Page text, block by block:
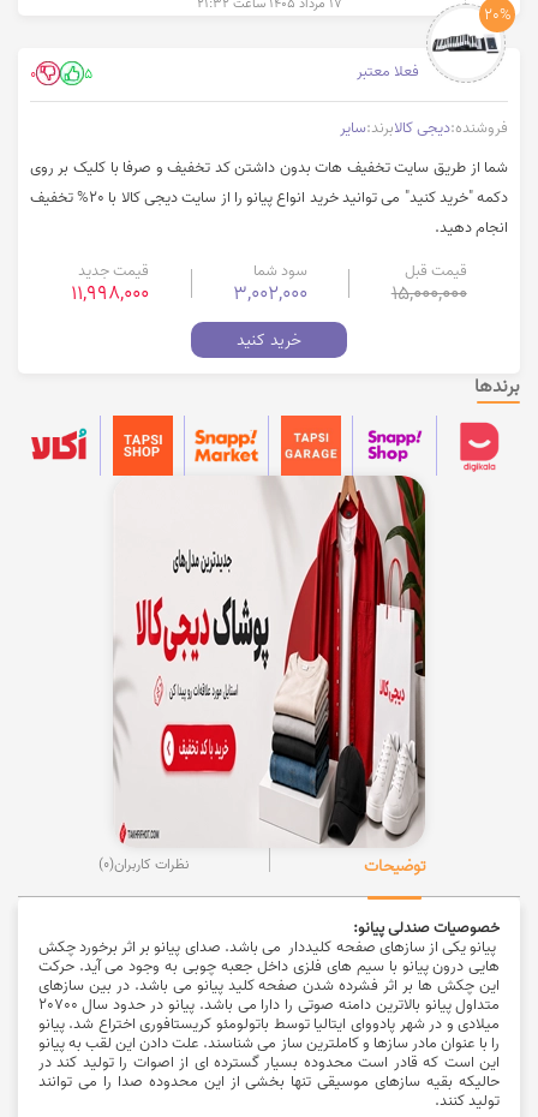
۱۷ مرداد ۱۴۰۵ ساعت ۲۱:۳۲
20%
فعلا معتبر 5
0
فروشنده:دیجی کالابرند:سایر
شما از طریق سایت تخفیف هات بدون داشتن کد تخفیف و صرفا با کلیک بر روی
دکمه "خرید کنید" می توانید خرید انواع پیانو را از سایت دیجی کالا با 20% تخفیف
انجام دهید.
قیمت قبل
15,000,000
سود شما
3,002,000
قیمت جدید
11,998,000
خرید کنید
برندها
توضیحات نظرات کاربران(0)
خصوصیات صندلی پیانو:
پیانو یکی از سازهای صفحه کلیددار می باشد. صدای پیانو بر اثر برخورد چکش
هایی درون پیانو با سیم های فلزی داخل جعبه چوبی به وجود می آید. حرکت
این چکش ها بر اثر فشرده شدن صفحه کلید پیانو می باشد. در بین سازهای
متداولپیانو
بالاترین دامنه صوتی را دارا می باشد. پیانو در حدود سال 20700
میلادی و در شهر پادووای ایتالیا توسط باتولومئو کریستافوری اختراع شد. پیانو
را با عنوان مادر سازها و کاملترین ساز می شناسند. علت دادن این لقب به پیانو
این است که قادر است محدوده بسیار گسترده ای از اصوات را تولید کند در
حالیکه بقیه سازهای موسیقی تنها بخشی از این محدوده صدا را می توانند
تولید کنند.